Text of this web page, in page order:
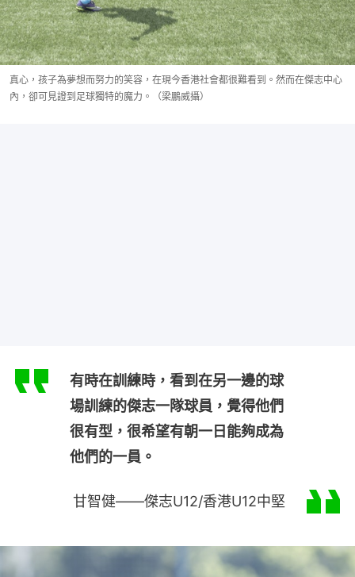
真心，孩子為夢想而努力的笑容，在現今香港社會都很難看到。然而在傑志中心
內，卻可見證到足球獨特的魔力。（梁鵬威攝）
有時在訓練時，看到在另一邊的球
場訓練的傑志一隊球員，覺得他們
很有型，很希望有朝一日能夠成為
他們的一員。
甘智健——傑志U12/香港U12中堅